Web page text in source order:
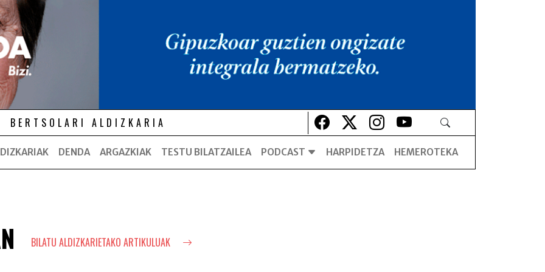
BERTSOLARI ALDIZKARIA Lehio berrian irekiko da
Lehio berrian irekiko da
Lehio berrian irekiko da
Lehio berrian irekiko da
DENDA ARGAZKIAK TESTU BILATZAILEA PODCAST HARPIDETZA HEMEROTEKA
BILATU ALDIZKARIETAKO ARTIKULUAK